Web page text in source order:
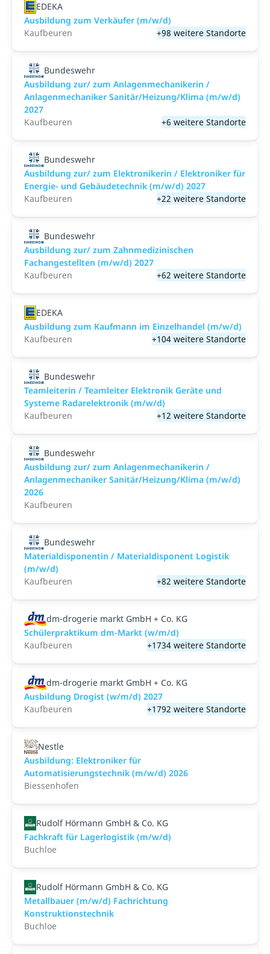
EDEKA
Ausbildung zum Verkäufer (m/w/d)
Kaufbeuren
+98 weitere Standorte
Bundeswehr
Ausbildung zur/ zum Anlagenmechanikerin /
Anlagenmechaniker Sanitär/Heizung/Klima (m/w/d)
2027
Kaufbeuren
+6 weitere Standorte
Bundeswehr
Ausbildung zur/ zum Elektronikerin / Elektroniker für
Energie- und Gebäudetechnik (m/w/d) 2027
Kaufbeuren
+22 weitere Standorte
Bundeswehr
Ausbildung zur/ zum Zahnmedizinischen
Fachangestellten (m/w/d) 2027
Kaufbeuren
+62 weitere Standorte
EDEKA
Ausbildung zum Kaufmann im Einzelhandel (m/w/d)
Kaufbeuren
+104 weitere Standorte
Bundeswehr
Teamleiterin / Teamleiter Elektronik Geräte und
Systeme Radarelektronik (m/w/d)
Kaufbeuren
+12 weitere Standorte
Bundeswehr
Ausbildung zur/ zum Anlagenmechanikerin /
Anlagenmechaniker Sanitär/Heizung/Klima (m/w/d)
2026
Kaufbeuren
Bundeswehr
Materialdisponentin / Materialdisponent Logistik
(m/w/d)
Kaufbeuren
+82 weitere Standorte
dm-drogerie markt GmbH + Co. KG
Schülerpraktikum dm-Markt (w/m/d)
Kaufbeuren
+1734 weitere Standorte
dm-drogerie markt GmbH + Co. KG
Ausbildung Drogist (w/m/d) 2027
Kaufbeuren
+1792 weitere Standorte
Nestle
Ausbildung: Elektroniker für
Automatisierungstechnik (m/w/d) 2026
Biessenhofen
Rudolf Hörmann GmbH & Co. KG
Fachkraft für Lagerlogistik (m/w/d)
Buchloe
Rudolf Hörmann GmbH & Co. KG
Metallbauer (m/w/d) Fachrichtung
Konstruktionstechnik
Buchloe